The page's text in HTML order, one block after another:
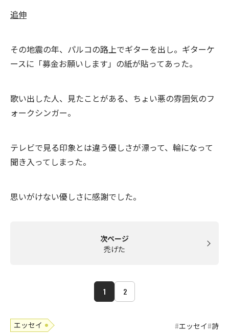
追伸
その地震の年、パルコの路上でギターを出し。ギターケ
ースに「募金お願いします」の紙が貼ってあった。
歌い出した人、見たことがある、ちょい悪の雰囲気のフ
ォークシンガー。
テレビで見る印象とは違う優しさが漂って、輪になって
聞き入ってしまった。
思いがけない優しさに感謝でした。
次ページ
禿げた
1 2
エッセイ エッセイ 詩